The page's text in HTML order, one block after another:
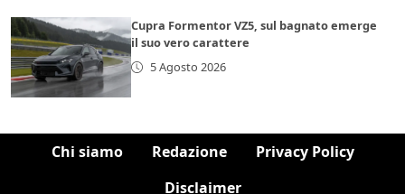
Cupra Formentor VZ5, sul bagnato emerge
il suo vero carattere
5 Agosto 2026
Chi siamo Redazione
Privacy Policy
Disclaimer